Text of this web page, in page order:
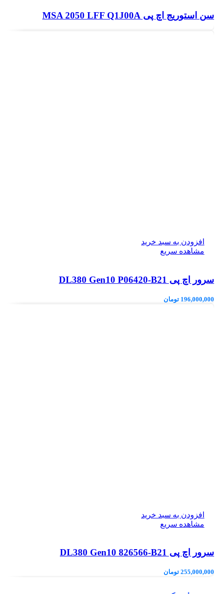
سن استوریج اچ پی MSA 2050 LFF Q1J00A
افزودن به سبد خرید
مشاهده سریع
سرور اچ پی DL380 Gen10 P06420-B21
196,000,000 تومان
افزودن به سبد خرید
مشاهده سریع
سرور اچ پی DL380 Gen10 826566-B21
255,000,000 تومان